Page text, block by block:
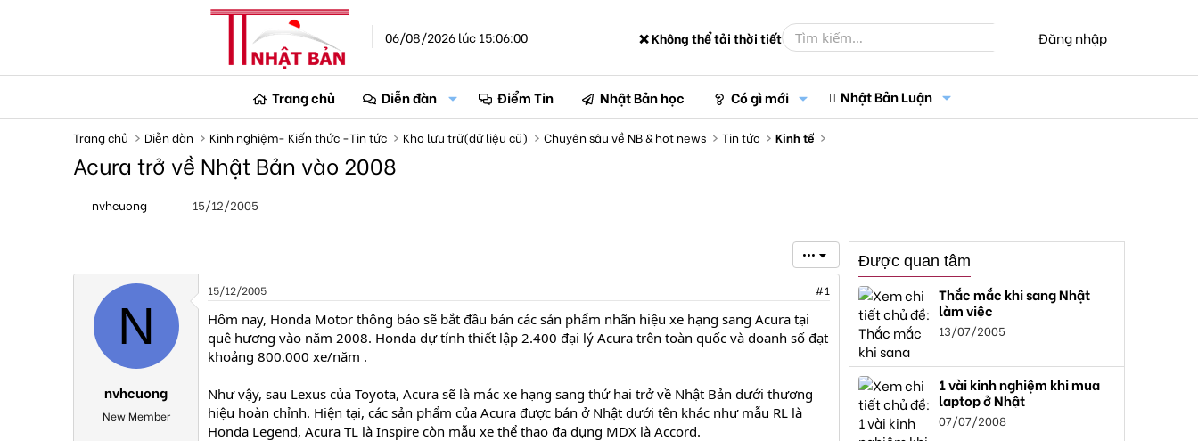
06/08/2026 lúc 15:06:00 ❌ Không thể tải thời tiết Đăng nhập
Trang chủ Diễn đàn Điểm Tin Nhật Bản học Có gì mới Nhật Bản Luận
Trang chủ Diễn đàn Kinh nghiệm- Kiến thức -Tin tức Kho lưu trữ(dữ liệu cũ) Chuyên sâu về NB & hot news Tin tức Kinh tế
Acura trở về Nhật Bản vào 2008
h
d
nvhcuong
ử
15/12/2005
•••
N
nvhcuong
New Member
15/12/2005 #1
Hôm nay, Honda Motor thông báo sẽ bắt đầu bán các sản phẩm nhãn hiệu xe hạng sang Acura tại
quê hương vào năm 2008. Honda dự tính thiết lập 2.400 đại lý Acura trên toàn quốc và doanh số đạt
khoảng 800.000 xe/năm .
Như vậy, sau Lexus của Toyota, Acura sẽ là mác xe hạng sang thứ hai trở về Nhật Bản dưới thương
hiệu hoàn chỉnh. Hiện tại, các sản phẩm của Acura được bán ở Nhật dưới tên khác như mẫu RL là
Honda Legend, Acura TL là Inspire còn mẫu xe thể thao đa dụng MDX là Accord.
Được quan tâm
Thắc mắc khi sang Nhật
làm việc
13/07/2005
1 vài kinh nghiệm khi mua
laptop ở Nhật
07/07/2008